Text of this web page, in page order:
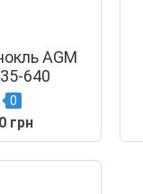
AGM
640
0
грн